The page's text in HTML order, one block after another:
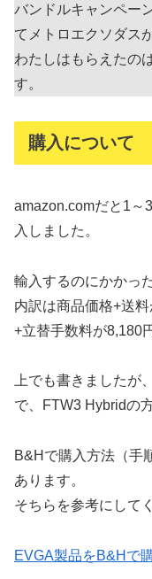
バンドルキャンペー
てメトロエクソダス
わたしはもらえたの
す。
購入について
amazon.comだと1～
入しました。
輸入するのにかかっ
内訳は商品価格+送
+立替手数料が8,180
上でも書きましたが
で、FTW3 Hybridの
B&Hで購入方法（手
あります。
そちらを参考にして
EVGA製品をB&Hで